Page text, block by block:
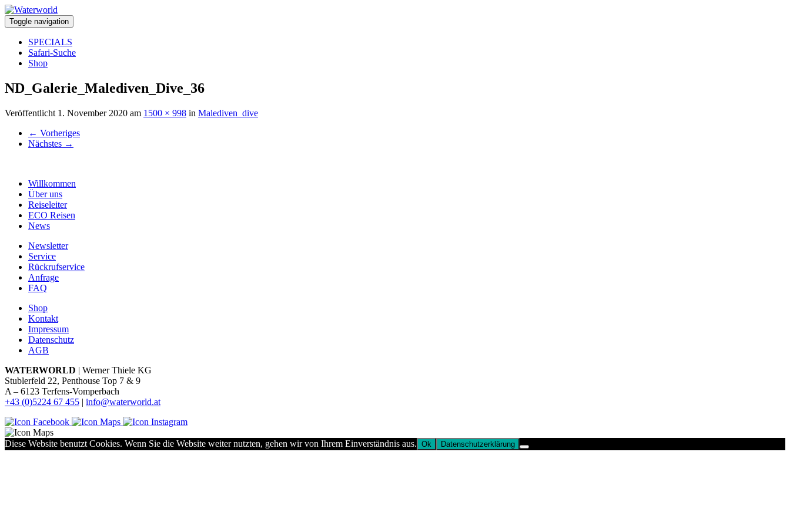
Toggle navigation
SPECIALS
Safari-Suche
Shop
ND_Galerie_Malediven_Dive_36
Veröffentlicht 1. November 2020 am 1500 × 998 in Malediven_dive
← Vorheriges
Nächstes →
Willkommen
Über uns
Reiseleiter
ECO Reisen
News
Newsletter
Service
Rückrufservice
Anfrage
FAQ
Shop
Kontakt
Impressum
Datenschutz
AGB
WATERWORLD | Werner Thiele KG
Stublerfeld 22, Penthouse Top 7 & 9
A – 6123 Terfens-Vomperbach
+43 (0)5224 67 455 | info@waterworld.at
Diese Website benutzt Cookies. Wenn Sie die Website weiter nutzten, gehen wir von Ihrem Einverständnis aus. Ok Datenschutzerklärung